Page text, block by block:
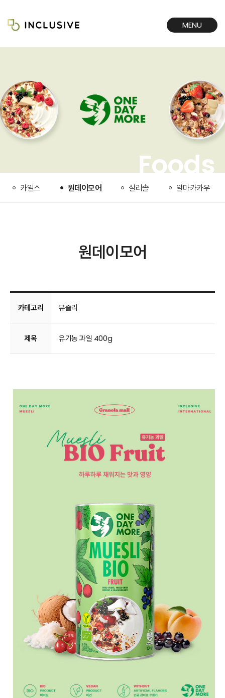
MENU
Foods
카일스 원데이모어 살리솔 알마카카우
원데이모어
카테고리 뮤즐리
제목 유기농 과일 400g